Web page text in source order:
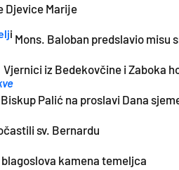
Djevice Marije
Mons. Baloban predslavio misu
Vjernici iz Bedekovčine i Zaboka
Biskup Palić na proslavi Dana
sv. Bernardu
kamena temeljca
i